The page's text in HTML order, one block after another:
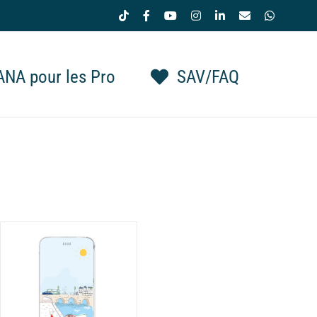
Tiktok FacebookYouTubeInstagramLinkedIn
Email
pour les Pro SAV/FAQ